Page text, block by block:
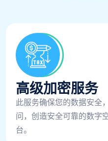
高级加密服务
此服务确保您的数据安全
问，创造安全可靠的数字
台。